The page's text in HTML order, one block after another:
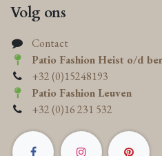
Volg ons
Contact
Patio Fashion Heist o/d
+32 (0)15248193
Patio Fashion Leuven
+32 (0)16 231 532